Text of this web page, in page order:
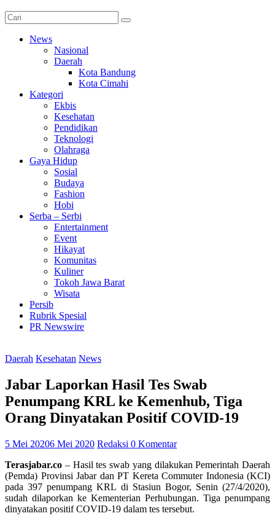
News
Nasional
Daerah
Kota Bandung
Kota Cimahi
Kategori
Ekbis
Kesehatan
Pendidikan
Teknologi
Olahraga
Gaya Hidup
Sosial
Budaya
Fashion
Hobi
Serba – Serbi
Entertainment
Event
Hikayat
Komunitas
Kuliner
Tokoh Jawa Barat
Wisata
Persib
Rubrik Spesial
PR Newswire
Daerah Kesehatan News
Jabar Laporkan Hasil Tes Swab
Penumpang KRL ke Kemenhub, Tiga
Orang Dinyatakan Positif COVID-19
5 Mei 20206 Mei 2020 Redaksi 0 Komentar
Terasjabar.co – Hasil tes swab yang dilakukan Pemerintah Daerah
(Pemda) Provinsi Jabar dan PT Kereta Commuter Indonesia (KCI)
pada 397 penumpang KRL di Stasiun Bogor, Senin (27/4/2020),
sudah dilaporkan ke Kementerian Perhubungan. Tiga penumpang
dinyatakan positif COVID-19 dalam tes tersebut.